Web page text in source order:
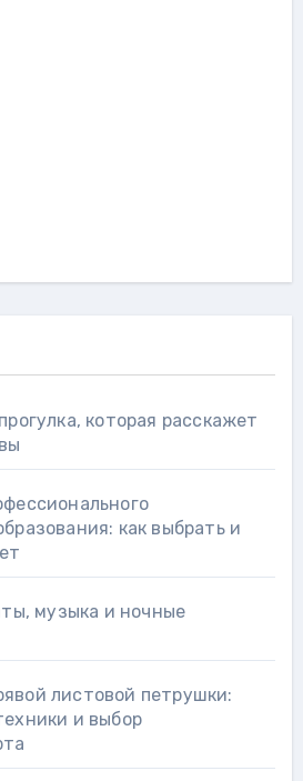
которая расскажет
как выбрать и
музыка и ночные
листовой петрушки:
и выбор